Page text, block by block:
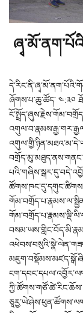
ཞོགས་པ་ཆུ་ཚོད་ ༤:༣༠